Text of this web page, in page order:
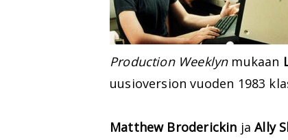
Production Weeklynmukaan
uusioversion vuoden 1983
Matthew Broderickin jaAlly